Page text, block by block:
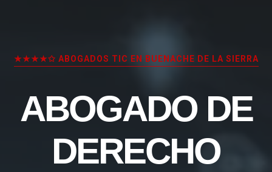
★★★★✩ ABOGADOS TIC EN BUENACHE DE LA SIERRA
ABOGADO DE
DERECHO